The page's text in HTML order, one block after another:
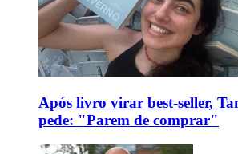
Após livro virar best-seller,
pede: "Parem de comprar"